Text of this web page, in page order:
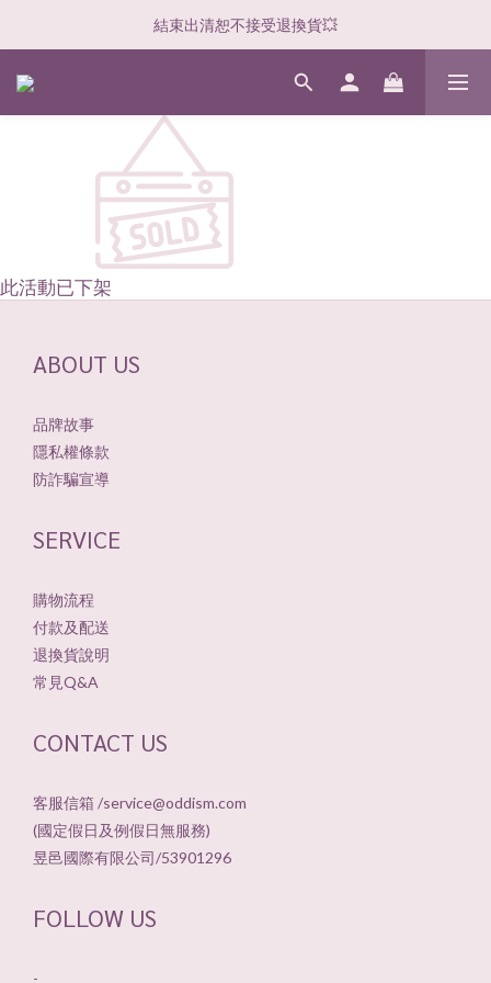
結束出清恕不接受退換貨💥
此活動已下架
ABOUT US
品牌故事
隱私權條款
防詐騙宣導
SERVICE
購物流程
付款及配送
退換貨說明
常見Q&A
CONTACT US
客服信箱 /service@oddism.com
(國定假日及例假日無服務)
昱邑國際有限公司/53901296
FOLLOW US
-